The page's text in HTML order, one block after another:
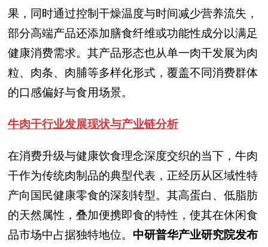
果，同时通过控制干燥温度与时间减少营养流失，
部分高端产品还添加膳食纤维或功能性成分以满足
健康消费需求。其产品形态也从单一肉干发展为肉
粒、肉条、肉脯等多样化形式，覆盖不同消费群体
的口感偏好与食用场景。
牛肉干行业发展现状与产业链分析
在消费升级与健康饮食理念深度交织的当下，牛肉
干作为传统肉制品的典型代表，正经历从区域性特
产向国民健康零食的深刻转型。其高蛋白、低脂肪
的天然属性，叠加便携即食的特性，使其在休闲食
品市场中占据独特地位。 中研普华产业研究院发布